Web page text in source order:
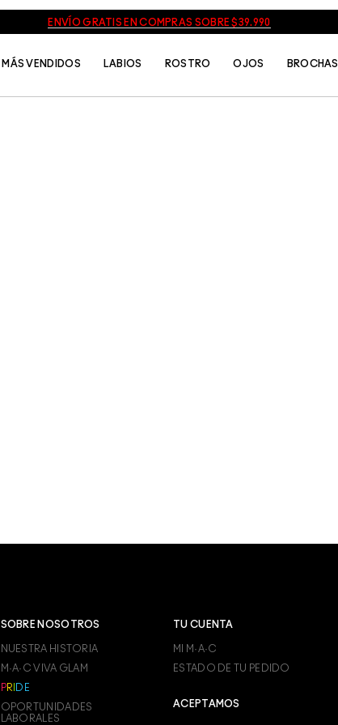
ENVÍO GRATIS EN COMPRAS SOBRE $39.990
MÁS VENDIDOS LABIOS ROSTRO OJOS BROCHAS
SOBRE NOSOTROS
NUESTRA HISTORIA
M·A·C VIVA GLAM
PR D E
OPORTUNIDADES
LABORALES
TU CUENTA
MI M·A·C
ESTADO DE TU PEDIDO
ACEPTAMOS